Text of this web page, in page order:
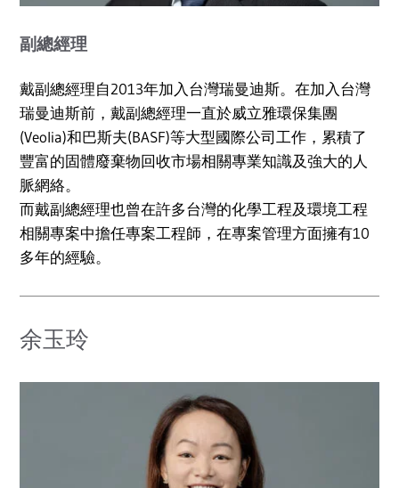
副總經理
戴副總經理自2013年加入台灣瑞曼迪斯。在加入台灣
瑞曼迪斯前，戴副總經理一直於威立雅環保集團
(Veolia)和巴斯夫(BASF)等大型國際公司工作，累積了
豐富的固體廢棄物回收市場相關專業知識及強大的人
脈網絡。
而戴副總經理也曾在許多台灣的化學工程及環境工程
相關專案中擔任專案工程師，在專案管理方面擁有10
多年的經驗。
余玉玲